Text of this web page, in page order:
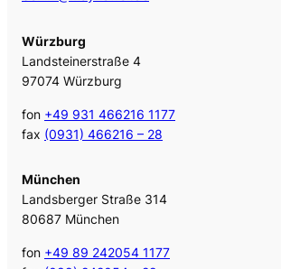
Würzburg
Landsteinerstraße 4
97074 Würzburg
fon +49 931 466216 1177
fax (0931) 466216 – 28
München
Landsberger Straße 314
80687 München
fon +49 89 242054 1177